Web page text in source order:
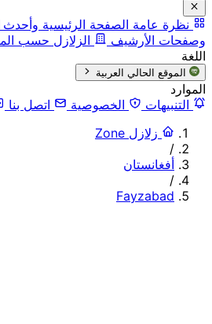
نظرة عامة الصفحة الرئيسية وأحدث
وصفحات الأرشيف
الزلازل حسب
اللغة
الموقع الحالي العربية
الموارد
التنبيهات
الخصوصية اتصل بنا
زلازل Zone
/
أفغانستان
/
Fayzabad